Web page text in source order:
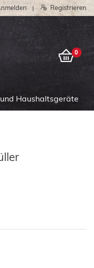
| Registrieren
0
0
Haushaltsgeräte